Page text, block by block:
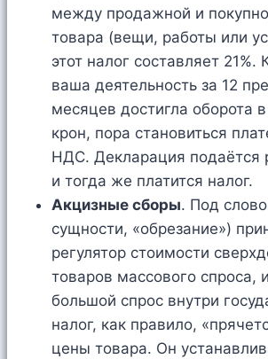
между продажной и
товара (вещи, работы или
этот налог составляет 21%.
ваша деятельность за 12
месяцев достигла оборота
крон, пора становиться
НДС. Декларация подаётся
и тогда же платится налог.
Акцизные сборы. Под
сущности, «обрезание»)
регулятор стоимости
товаров массового
большой спрос внутри
налог, как правило,
цены товара. Он